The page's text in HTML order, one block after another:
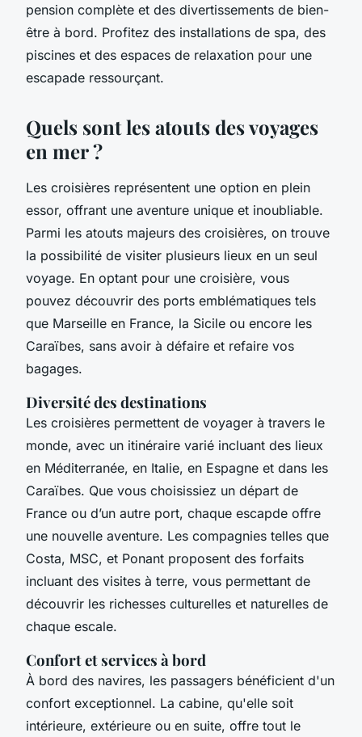
pension complète et des divertissements de bien-
être à bord. Profitez des installations de spa, des
piscines et des espaces de relaxation pour une
escapade ressourçant.
Quels sont les atouts des voyages
en mer ?
Les croisières représentent une option en plein
essor, offrant une aventure unique et inoubliable.
Parmi les atouts majeurs des croisières, on trouve
la possibilité de visiter plusieurs lieux en un seul
voyage. En optant pour une croisière, vous
pouvez découvrir des ports emblématiques tels
que Marseille en France, la Sicile ou encore les
Caraïbes, sans avoir à défaire et refaire vos
bagages.
Diversité des destinations
Les croisières permettent de voyager à travers le
monde, avec un itinéraire varié incluant des lieux
en Méditerranée, en Italie, en Espagne et dans les
Caraïbes. Que vous choisissiez un départ de
France ou d’un autre port, chaque escapde offre
une nouvelle aventure. Les compagnies telles que
Costa, MSC, et Ponant proposent des forfaits
incluant des visites à terre, vous permettant de
découvrir les richesses culturelles et naturelles de
chaque escale.
Confort et services à bord
À bord des navires, les passagers bénéficient d'un
confort exceptionnel. La cabine, qu'elle soit
intérieure, extérieure ou en suite, offre tout le